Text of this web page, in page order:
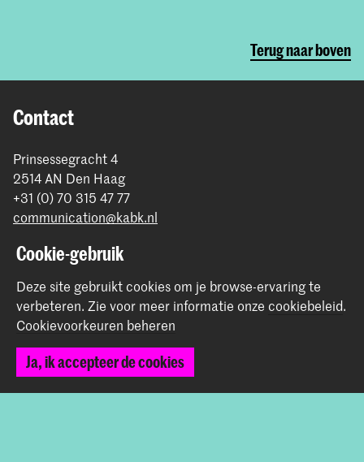
Terug naar boven
Contact
Prinsessegracht 4
2514 AN Den Haag
+31 (0) 70 315 47 77
communication@kabk.nl
Graduation Show 2026
Werken bij de KABK
Contactinfo
Volg ons
Cookie-gebruik
Deze site gebruikt cookies om je browse-ervaring te
verbeteren. Zie voor meer informatie onze cookiebeleid.
Cookievoorkeuren beheren
Ja, ik accepteer de cookies